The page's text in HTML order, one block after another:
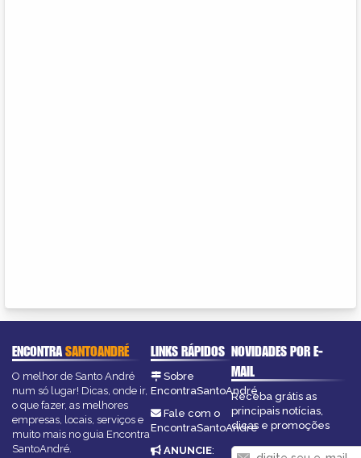
ENCONTRASANTOANDRÉ
O melhor de Santo André
num só lugar! Dicas, onde ir,
o que fazer, as melhores
empresas, locais, serviços e
muito mais no guia Encontra
SantoAndré.
LINKS RÁPIDOS
Sobre
EncontraSantoAndré
Fale com o
EncontraSantoAndré
ANUNCIE:
NOVIDADES POR E-
MAIL
Receba grátis as
principais notícias,
dicas e promoções